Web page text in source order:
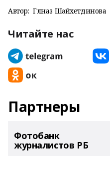
Автор: Гөлназ Шәйхетдинова
Читайте нас
Партнеры
Фотобанк
журналистов РБ